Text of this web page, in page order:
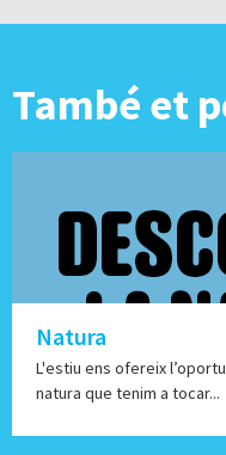
També et
Natura
L'estiu ens ofereix
natura que tenim a tocar...